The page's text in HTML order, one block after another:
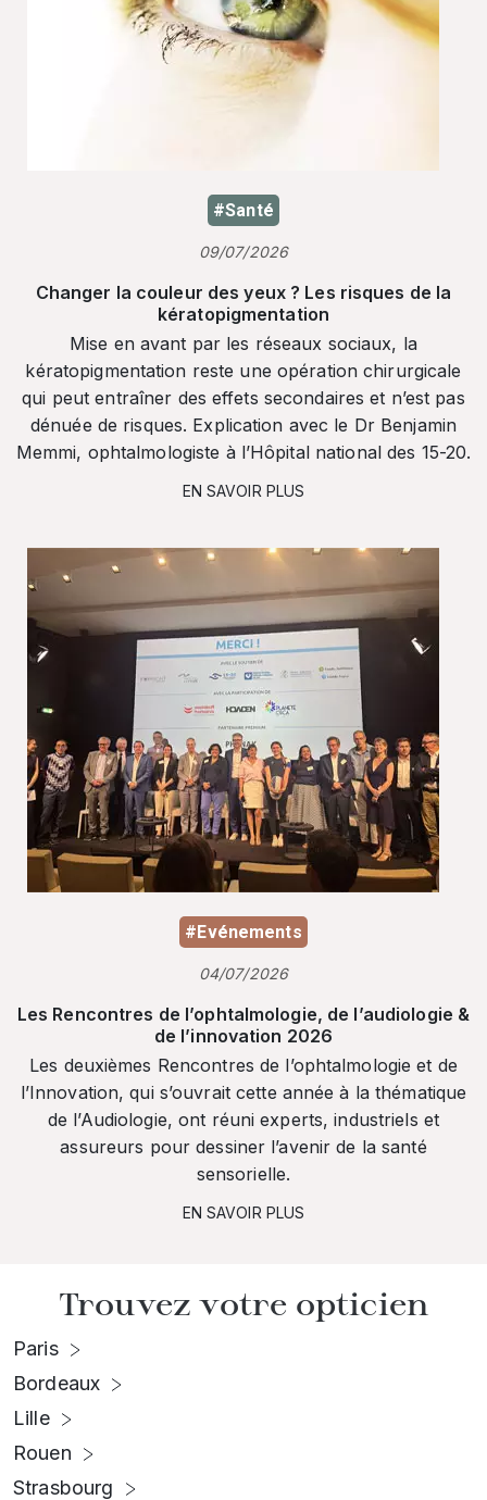
#Santé
09/07/2026
Changer la couleur des yeux ? Les risques de la
kératopigmentation
Mise en avant par les réseaux sociaux, la
kératopigmentation reste une opération chirurgicale
qui peut entraîner des effets secondaires et n’est pas
dénuée de risques. Explication avec le Dr Benjamin
Memmi, ophtalmologiste à l’Hôpital national des 15-20.
EN SAVOIR PLUS
#Evénements
04/07/2026
Les Rencontres de l’ophtalmologie, de l’audiologie &
de l’innovation 2026
Les deuxièmes Rencontres de l’ophtalmologie et de
l’Innovation, qui s’ouvrait cette année à la thématique
de l’Audiologie, ont réuni experts, industriels et
assureurs pour dessiner l’avenir de la santé
sensorielle.
EN SAVOIR PLUS
Trouvez votre opticien
Paris
Bordeaux
Lille
Rouen
Strasbourg